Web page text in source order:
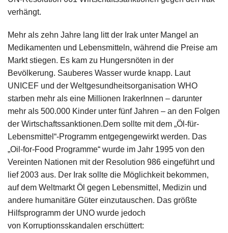
verhängt.
Mehr als zehn Jahre lang litt der Irak unter Mangel an
Medikamenten und Lebensmitteln, während die Preise am
Markt stiegen. Es kam zu Hungersnöten in der
Bevölkerung. Sauberes Wasser wurde knapp. Laut
UNICEF und der Weltgesundheitsorganisation WHO
starben mehr als eine Millionen IrakerInnen – darunter
mehr als 500.000 Kinder unter fünf Jahren – an den Folgen
der Wirtschaftssanktionen.Dem sollte mit dem „Öl-für-
Lebensmittel“-Programm entgegengewirkt werden. Das
„Oil-for-Food Programme“ wurde im Jahr 1995 von den
Vereinten Nationen mit der Resolution 986 eingeführt und
lief 2003 aus. Der Irak sollte die Möglichkeit bekommen,
auf dem Weltmarkt Öl gegen Lebensmittel, Medizin und
andere humanitäre Güter einzutauschen. Das größte
Hilfsprogramm der UNO wurde jedoch
von Korruptionsskandalen erschüttert: